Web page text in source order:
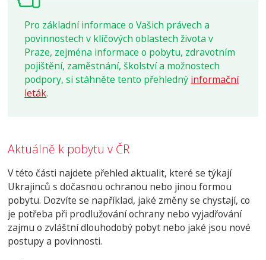
Pro základní informace o Vašich právech a
povinnostech v klíčových oblastech života v
Praze, zejména informace o pobytu, zdravotním
pojištění, zaměstnání, školství a možnostech
podpory, si stáhněte tento přehledný informační
leták.
Aktuálně k pobytu v ČR
V této části najdete přehled aktualit, které se týkají
Ukrajinců s dočasnou ochranou nebo jinou formou
pobytu. Dozvíte se například, jaké změny se chystají, co
je potřeba při prodlužování ochrany nebo vyjadřování
zajmu o zvláštní dlouhodobý pobyt nebo jaké jsou nové
postupy a povinnosti.